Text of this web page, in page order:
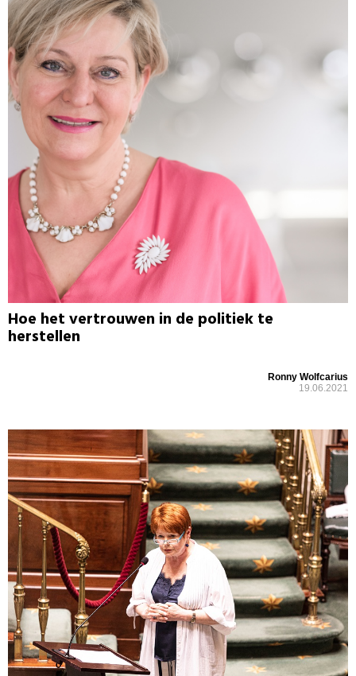
Hoe het vertrouwen in de politiek te
herstellen
Ronny Wolfcarius
19.06.2021